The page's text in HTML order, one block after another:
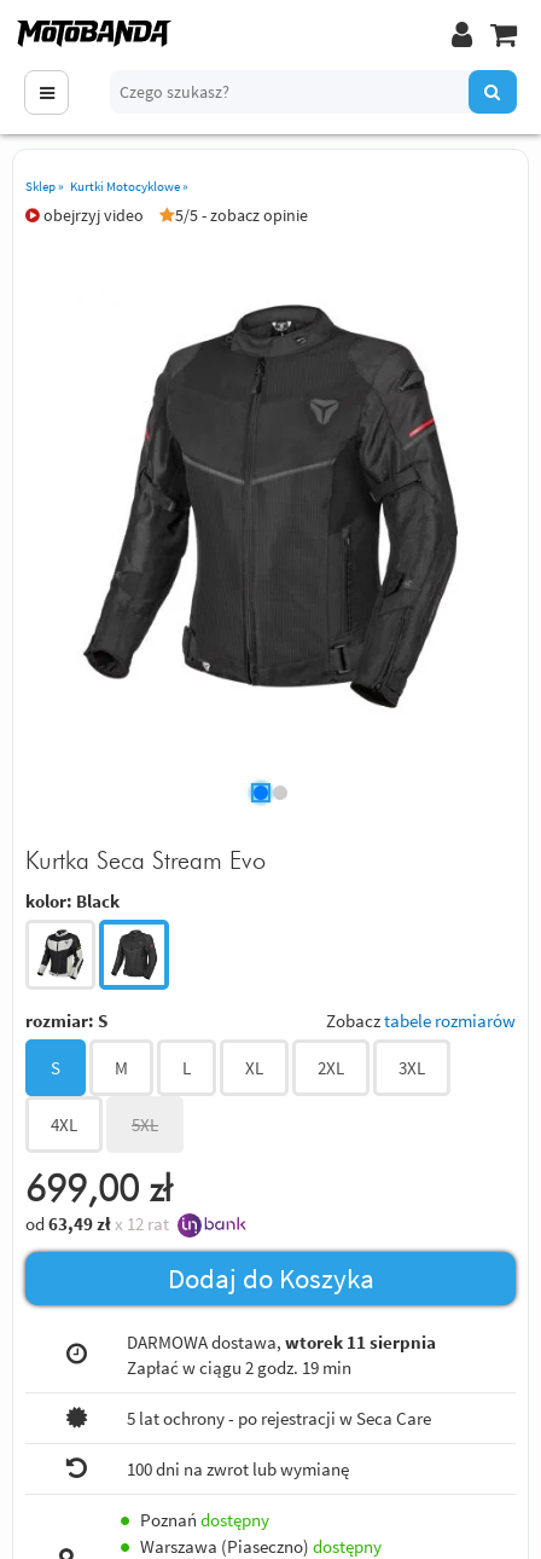
Sklep» Kurtki Motocyklowe»
obejrzyj video 5/5 - zobacz opinie
Kurtka Seca Stream Evo
kolor: Black
rozmiar: S Zobacztabele rozmiarów
S M L XL 2XL 3XL
4XL 5XL
699,00 zł
od 63,49 zł x 12 rat
Dodaj do Koszyka
DARMOWA dostawa,wtorek 11 sierpnia
Zapłać w ciągu2 godz. 19 min
5 lat ochrony - po rejestracji w Seca Care
100 dni na zwrot lub wymianę
● Poznań dostępny
● Warszawa (Piaseczno) dostępny